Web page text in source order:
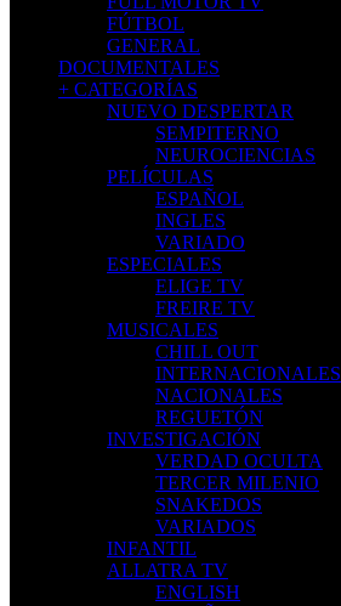
FÚTBOL
GENERAL
DOCUMENTALES
+ CATEGORÍAS
NUEVO DESPERTAR
SEMPITERNO
NEUROCIENCIAS
PELÍCULAS
ESPAÑOL
INGLES
VARIADO
ESPECIALES
ELIGE TV
FREIRE TV
MUSICALES
CHILL OUT
INTERNACIONALES
NACIONALES
REGUETÓN
INVESTIGACIÓN
VERDAD OCULTA
TERCER MILENIO
SNAKEDOS
VARIADOS
INFANTIL
ALLATRA TV
ENGLISH